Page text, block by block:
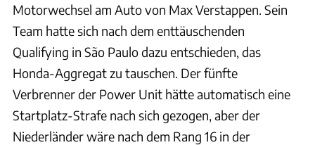
Motorwechsel am Auto von Max Verstappen. Sein
Team hatte sich nach dem enttäuschenden
Qualifying in São Paulo dazu entschieden, das
Honda-Aggregat zu tauschen. Der fünfte
Verbrenner der Power Unit hätte automatisch eine
Startplatz-Strafe nach sich gezogen, aber der
Niederländer wäre nach dem Rang 16 in der